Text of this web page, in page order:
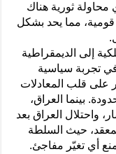
ثورية هناك
مما يحد بشكل
إلى الديمقراطية
لا تزال في تجربة سياسية
على قلب المعادلات
بينما العراق،
واحتلال العراق بعد
المعقد، حيث السلطة
أي تغيّر مفاجئ.